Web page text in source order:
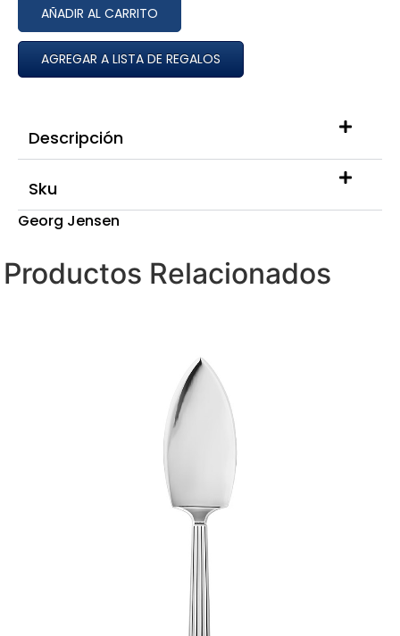
AÑADIR AL CARRITO
AGREGAR A LISTA DE REGALOS
Descripción
Sku
Georg Jensen
Productos Relacionados